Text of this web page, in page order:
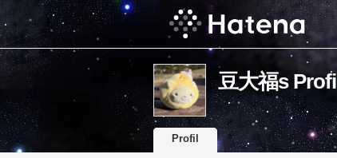
豆大福s Profil
Profil